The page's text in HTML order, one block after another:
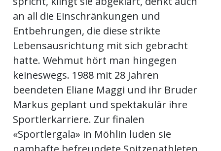
an all die Einschränkungen und
Entbehrungen, die diese strikte
Lebensausrichtung mit sich gebracht
hatte. Wehmut hört man hingegen
keineswegs. 1988 mit 28 Jahren
beendeten Eliane Maggi und ihr Bruder
Markus geplant und spektakulär ihre
Sportlerkarriere. Zur finalen
«Sportlergala» in Möhlin luden sie